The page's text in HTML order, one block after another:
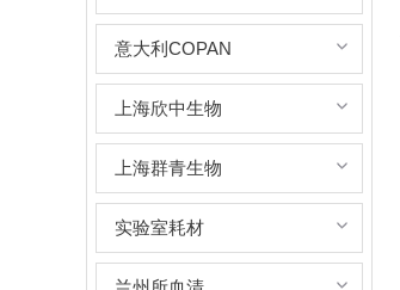
意大利COPAN
上海欣中生物
上海群青生物
实验室耗材